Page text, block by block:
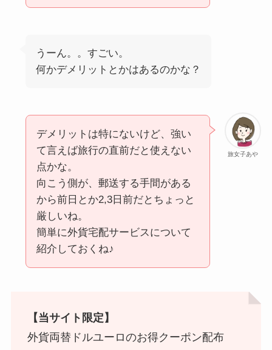
うーん。。すごい。
何かデメリットとかはあるのかな？
旅女子あや
デメリットは特にないけど、強い
て言えば旅行の直前だと使えない
点かな。
向こう側が、郵送する手間がある
から前日とか2,3日前だとちょっと
厳しいね。
簡単に外貨宅配サービスについて
紹介しておくね♪
【当サイト限定】
外貨両替ドルユーロのお得クーポン配布